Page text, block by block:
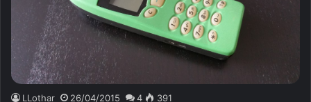
LLothar 26/04/2015 4 391